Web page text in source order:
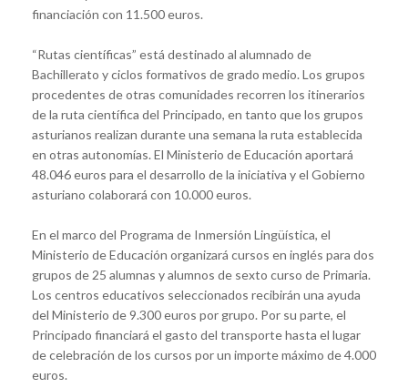
financiación con 11.500 euros.
“Rutas científicas” está destinado al alumnado de
Bachillerato y ciclos formativos de grado medio. Los grupos
procedentes de otras comunidades recorren los itinerarios
de la ruta científica del Principado, en tanto que los grupos
asturianos realizan durante una semana la ruta establecida
en otras autonomías. El Ministerio de Educación aportará
48.046 euros para el desarrollo de la iniciativa y el Gobierno
asturiano colaborará con 10.000 euros.
En el marco del Programa de Inmersión Lingüística, el
Ministerio de Educación organizará cursos en inglés para dos
grupos de 25 alumnas y alumnos de sexto curso de Primaria.
Los centros educativos seleccionados recibirán una ayuda
del Ministerio de 9.300 euros por grupo. Por su parte, el
Principado financiará el gasto del transporte hasta el lugar
de celebración de los cursos por un importe máximo de 4.000
euros.